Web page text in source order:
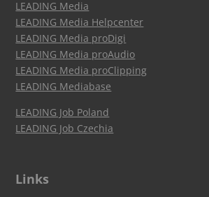
LEADING Media
LEADING Media Helpcenter
LEADING Media proDigi
LEADING Media proAudio
LEADING Media proClipping
LEADING Mediabase
LEADING Job Poland
LEADING Job Czechia
Links